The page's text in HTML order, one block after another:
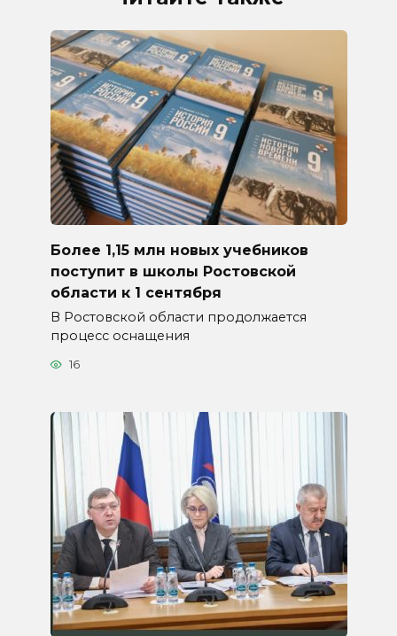
Более 1,15 млн новых учебников
поступит в школы Ростовской
области к 1 сентября
В Ростовской области продолжается
процесс оснащения
16